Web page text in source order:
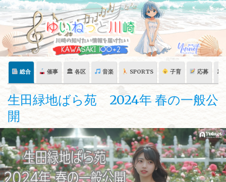
Skip
content
総合 催事 🏛 各区 音楽 SPORTS 子育 応募 🏛
生田緑地ばら苑 2024年 春の一般公
開